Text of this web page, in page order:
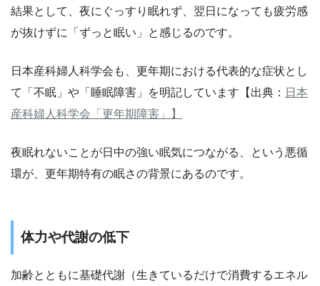
結果として、夜にぐっすり眠れず、翌日になっても疲労感
が抜けずに「ずっと眠い」と感じるのです。
日本産科婦人科学会も、更年期における代表的な症状とし
て「不眠」や「睡眠障害」を明記しています【出典： 日本
産科婦人科学会「更年期障害」】
夜眠れないことが日中の強い眠気につながる、という悪循
環が、更年期特有の眠さの背景にあるのです。
体力や代謝の低下
加齢とともに基礎代謝（生きているだけで消費するエネル